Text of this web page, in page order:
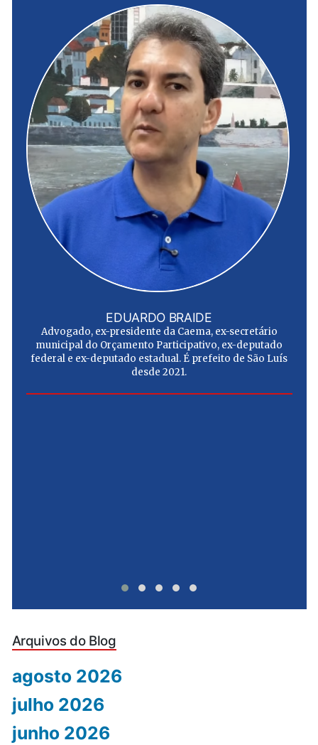
EDUARDO BRAIDE
Advogado, ex-presidente da Caema, ex-secretário
municipal do Orçamento Participativo, ex-deputado
federal e ex-deputado estadual. É prefeito de São Luís
desde 2021.
Arquivos do Blog
agosto 2026
julho 2026
junho 2026